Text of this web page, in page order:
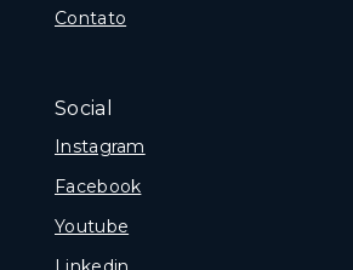
Contato
Social
Instagram
Facebook
Youtube